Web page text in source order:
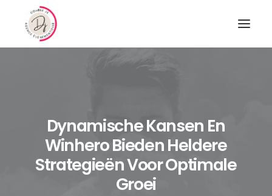
Dynamische Kansen En
Winhero Bieden Heldere
Strategieën Voor Optimale
Groei